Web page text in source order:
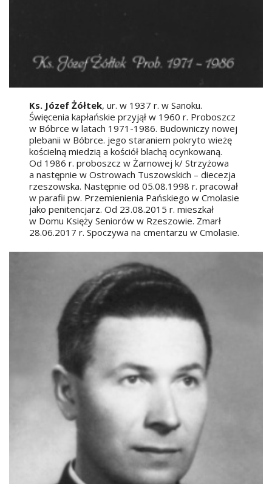
Ks. Józef Żółtek, ur. w 1937 r. w Sanoku.
Święcenia kapłańskie przyjął w 1960 r. Proboszcz
w Bóbrce w latach 1971-1986. Budowniczy nowej
plebanii w Bóbrce. jego staraniem pokryto wieżę
kościelną miedzią a kościół blachą ocynkowaną.
Od 1986 r. proboszcz w Żarnowej k/ Strzyżowa
a następnie w Ostrowach Tuszowskich – diecezja
rzeszowska. Następnie od 05.08.1998 r. pracował
w parafii pw. Przemienienia Pańskiego w Cmolasie
jako penitencjarz. Od 23.08.2015 r. mieszkał
w Domu Księży Seniorów w Rzeszowie. Zmarł
28.06.2017 r. Spoczywa na cmentarzu w Cmolasie.